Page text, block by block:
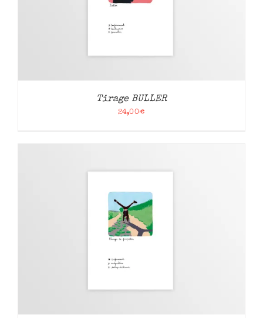
Tirage BULLER
24,00€